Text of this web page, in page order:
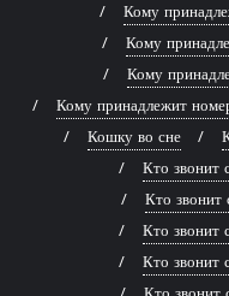
Кому
Кому
Кому
Кому принадлежит
Кошку во сне
Кто звонит
Кто звонит
Кто звонит
Кто звонит